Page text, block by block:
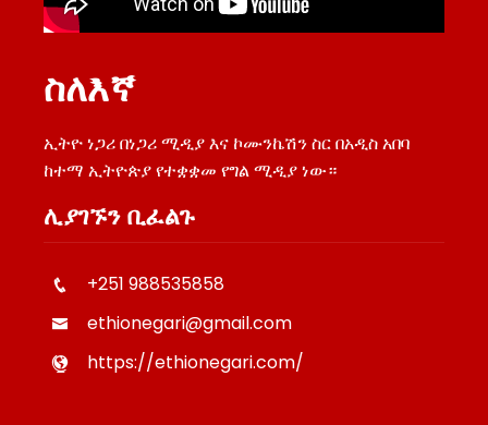
ስለእኛ
ኢትዮ ነጋሪ በነጋሪ ሚዲያ እና ኮሙንኬሽን ስር በአዲስ አበባ
ከተማ ኢትዮጵያ የተቋቋመ የግል ሚዲያ ነው።
ሊያገኙን ቢፈልጉ
+251 988535858
ethionegari@gmail.com
https://ethionegari.com/